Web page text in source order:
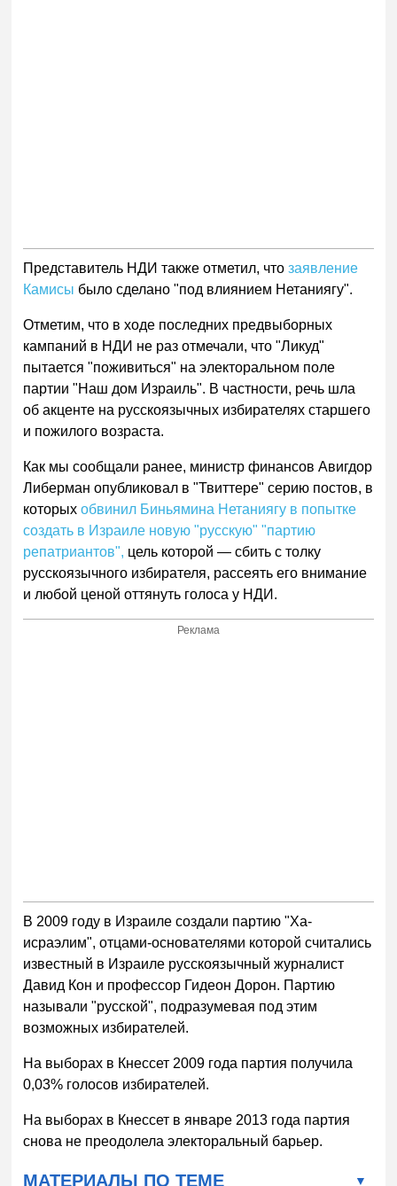
Представитель НДИ также отметил, чтозаявление
Камисы было сделано "под влиянием Нетаниягу".
Отметим, что в ходе последних предвыборных
кампаний в НДИ не раз отмечали, что "Ликуд"
пытается "поживиться" на электоральном поле
партии "Наш дом Израиль". В частности, речь шла
об акценте на русскоязычных избирателях старшего
и пожилого возраста.
Как мы сообщали ранее, министр финансов Авигдор
Либерман опубликовал в "Твиттере" серию постов, в
которыхобвинил Биньямина Нетаниягу в попытке
создать в Израиле новую "русскую" "партию
репатриантов", цель которой — сбить с толку
русскоязычного избирателя, рассеять его внимание
и любой ценой оттянуть голоса у НДИ.
Реклама
В 2009 году в Израиле создали партию "Ха-
исраэлим", отцами-основателями которой считались
известный в Израиле русскоязычный журналист
Давид Кон и профессор Гидеон Дорон. Партию
называли "русской", подразумевая под этим
возможных избирателей.
На выборах в Кнессет 2009 года партия получила
0,03% голосов избирателей.
На выборах в Кнессет в январе 2013 года партия
снова не преодолела электоральный барьер.
МАТЕРИАЛЫ ПО ТЕМЕ